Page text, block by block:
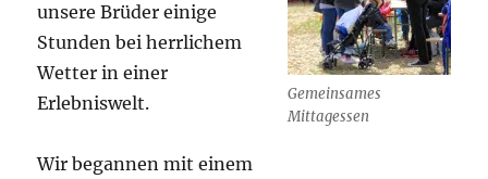
Gemeinsames
Mittagessen
unsere Brüder einige
Stunden bei herrlichem
Wetter in einer
Erlebniswelt.
Wir begannen mit einem